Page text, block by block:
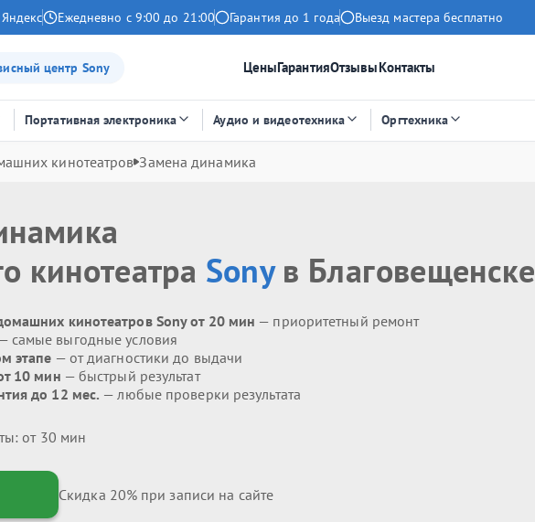
Ежедневно с 9:00 до 21:00 Гарантия до 1 года Выезд мастера бесплатно
центр Sony ЦеныГарантияОтзывыКонтакты
Портативная электроника Аудио и видеотехника Оргтехника
кинотеатров Замена динамика
кинотеатра Sonyв Благовещенске
кинотеатров Sony от 20 мин — приоритетный ремонт
— самые выгодные условия
этапе — от диагностики до выдачи
10 мин — быстрый результат
до 12 мес. — любые проверки результата
от 30 мин
Скидка 20% при записи на сайте